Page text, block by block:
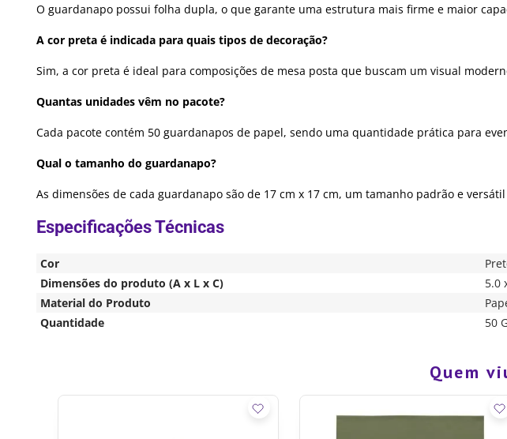
O guardanapo possui folha dupla, o que garante uma estrutura mais firme e maior
A cor preta é indicada para quais tipos de decoração?
Sim, a cor preta é ideal para composições de mesa posta que buscam um visual
Quantas unidades vêm no pacote?
Cada pacote contém 50 guardanapos de papel, sendo uma quantidade prática para
Qual o tamanho do guardanapo?
As dimensões de cada guardanapo são de 17 cm x 17 cm, um tamanho padrão e
Cor
Dimensões do produto (A x L x C)
5.0
Material do Produto
Quantidade
50
Quem